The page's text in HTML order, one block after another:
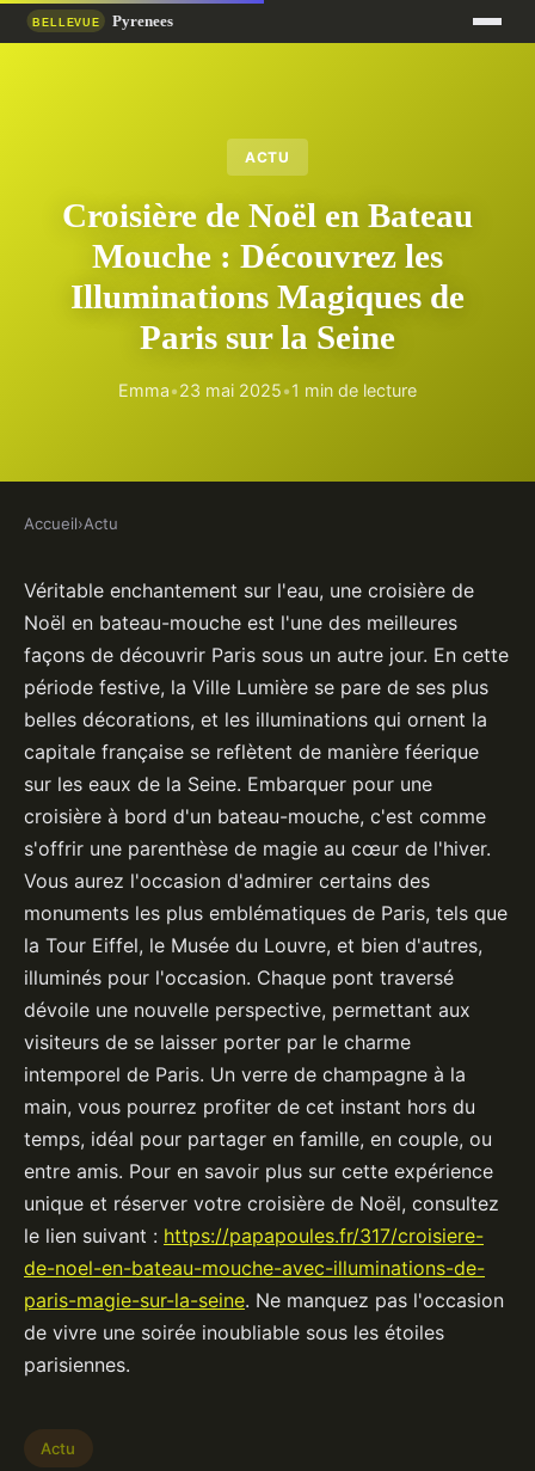
ACTU
Croisière de Noël en Bateau
Mouche : Découvrez les
Illuminations Magiques de
Paris sur la Seine
Emma•23 mai 2025•1 min de lecture
Accueil›Actu
Véritable enchantement sur l'eau, une croisière de
Noël en bateau-mouche est l'une des meilleures
façons de découvrir Paris sous un autre jour. En cette
période festive, la Ville Lumière se pare de ses plus
belles décorations, et les illuminations qui ornent la
capitale française se reflètent de manière féerique
sur les eaux de la Seine. Embarquer pour une
croisière à bord d'un bateau-mouche, c'est comme
s'offrir une parenthèse de magie au cœur de l'hiver.
Vous aurez l'occasion d'admirer certains des
monuments les plus emblématiques de Paris, tels que
la Tour Eiffel, le Musée du Louvre, et bien d'autres,
illuminés pour l'occasion. Chaque pont traversé
dévoile une nouvelle perspective, permettant aux
visiteurs de se laisser porter par le charme
intemporel de Paris. Un verre de champagne à la
main, vous pourrez profiter de cet instant hors du
temps, idéal pour partager en famille, en couple, ou
entre amis. Pour en savoir plus sur cette expérience
unique et réserver votre croisière de Noël, consultez
le lien suivant : https://papapoules.fr/317/croisiere-
de-noel-en-bateau-mouche-avec-illuminations-de-
paris-magie-sur-la-seine. Ne manquez pas l'occasion
de vivre une soirée inoubliable sous les étoiles
parisiennes.
Actu